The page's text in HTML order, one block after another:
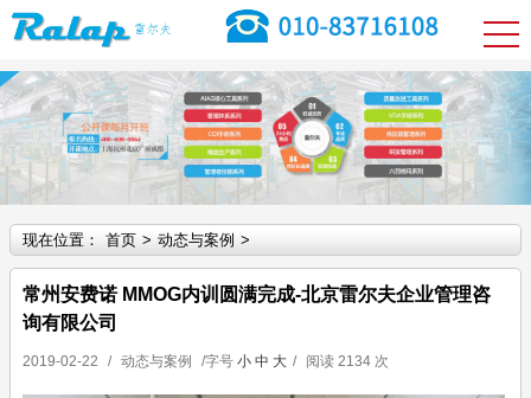
现在位置： 首页 > 动态与案例 >
常州安费诺 MMOG内训圆满完成-北京雷尔夫企业管理咨
询有限公司
2019-02-22 / 动态与案例 /字号 小 中 大 / 阅读 2134 次